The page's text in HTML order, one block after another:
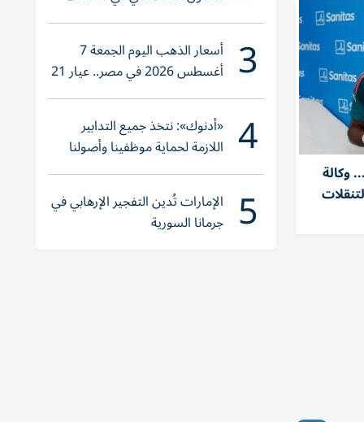
وكالة
حيوية
3 أسعار الذهب اليوم الجمعة 7
أغسطس 2026 في مصر.. عيار 21
يقترب من هذا الرقم
4 «أدنوك»: نتخذ جميع التدابير
اللازمة لحماية موظفينا وأصولنا
وعملياتنا
5 الإمارات تُدين التفجير الإرهابي في
جرمانا السورية